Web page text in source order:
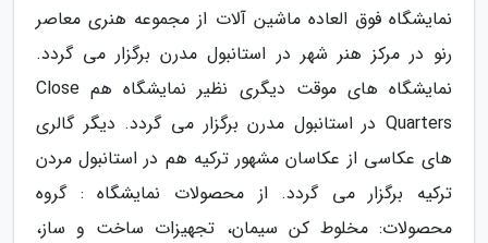
نمایشگاه فوق العاده ماشین آلات از مجموعه هنری معاصر
رنو در مرکز هنر شهر در استانبول مدرن برگزار می گردد.
نمایشگاه های موقت دیگری نظیر نمایشگاه هم Close
Quarters در استانبول مدرن برگزار می گردد. دیگر گالری
های عکاسی از عکاسان مشهور ترکیه هم در استانبول مردن
ترکیه برگزار می گردد. از محصولات نمایشگاه : گروه
محصولات: مخلوط کن سیمان، تجهیزات ساخت و ساز،